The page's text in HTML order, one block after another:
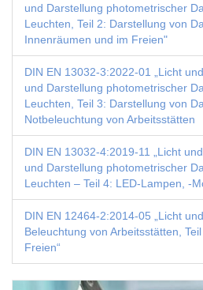
und Darstellung photometrischer
Leuchten, Teil 2: Darstellung von
Innenräumen und im Freien"
DIN EN 13032-3:2022-01 „Licht
und Darstellung photometrischer
Leuchten, Teil 3: Darstellung von
Notbeleuchtung von Arbeitsstätten
DIN EN 13032-4:2019-11 „Licht
und Darstellung photometrischer
Leuchten – Teil 4: LED-Lampen, -
DIN EN 12464-2:2014-05 „Licht
Beleuchtung von Arbeitsstätten,
Freien“